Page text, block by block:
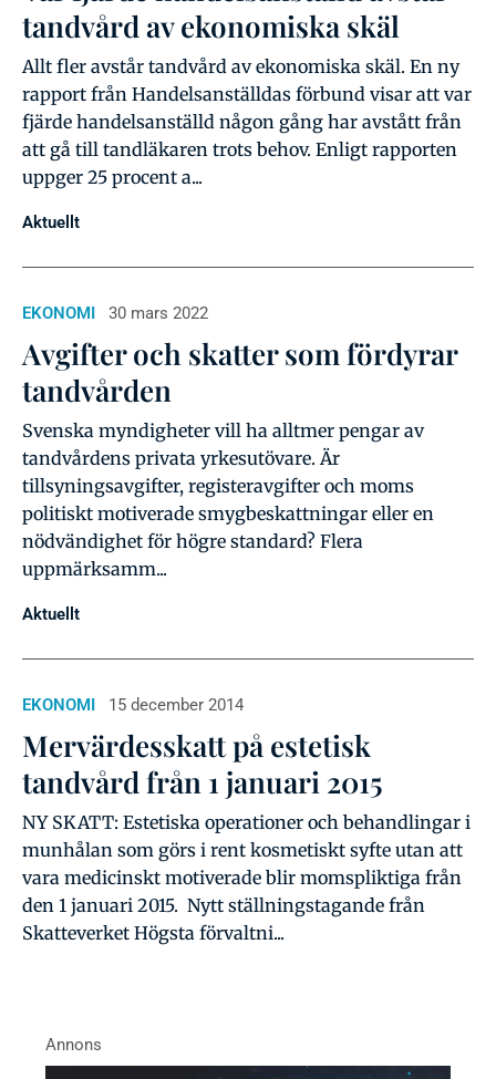
tandvård av ekonomiska skäl
Allt fler avstår tandvård av ekonomiska skäl. En ny
rapport från Handelsanställdas förbund visar att var
fjärde handelsanställd någon gång har avstått från
att gå till tandläkaren trots behov. Enligt rapporten
uppger 25 procent a...
Aktuellt
EKONOMI 30 mars 2022
Avgifter och skatter som fördyrar
tandvården
Svenska myndigheter vill ha alltmer pengar av
tandvårdens privata yrkesutövare. Är
tillsyningsavgifter, registeravgifter och moms
politiskt motiverade smygbeskattningar eller en
nödvändighet för högre standard? Flera
uppmärksamm...
Aktuellt
EKONOMI 15 december 2014
Mervärdesskatt på estetisk
tandvård från 1 januari 2015
NY SKATT: Estetiska operationer och behandlingar i
munhålan som görs i rent kosmetiskt syfte utan att
vara medicinskt motiverade blir momspliktiga från
den 1 januari 2015. Nytt ställningstagande från
Skatteverket Högsta förvaltni...